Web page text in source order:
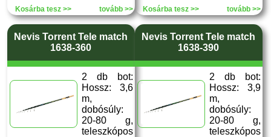
Kosárba tesz >> tovább >> Kosárba tesz >> tovább >>
Nevis Torrent Tele match
1638-360
2 db bot:
Hossz: 3,6
m,
dobósúly:
20-80 g,
teleszkópos
Nevis Torrent Tele match
1638-390
2 db bot:
Hossz: 3,9
m,
dobósúly:
20-80 g,
teleszkópos